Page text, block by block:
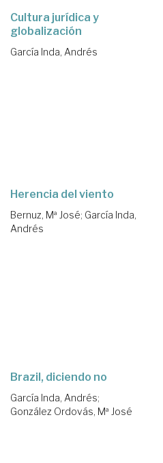
Cultura jurídica y
globalización
García Inda, Andrés
Herencia del viento
Bernuz, Mª José; García Inda,
Andrés
Brazil, diciendo no
García Inda, Andrés;
González Ordovás, Mª José